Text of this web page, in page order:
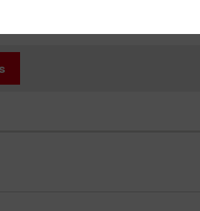
von uns! Wir würden uns sehr